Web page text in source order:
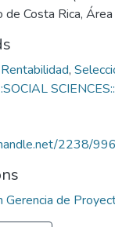
de Costa Rica,
Rentabilidad,
2238/
Gerencia de